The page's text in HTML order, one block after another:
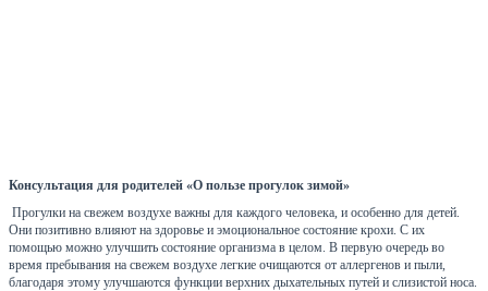
Консультация для родителей «О пользе прогулок зимой»
Прогулки на свежем воздухе важны для каждого человека, и особенно для детей.
Они позитивно влияют на здоровье и эмоциональное состояние крохи. С их
помощью можно улучшить состояние организма в целом. В первую очередь во
время пребывания на свежем воздухе легкие очищаются от аллергенов и пыли,
благодаря этому улучшаются функции верхних дыхательных путей и слизистой носа.